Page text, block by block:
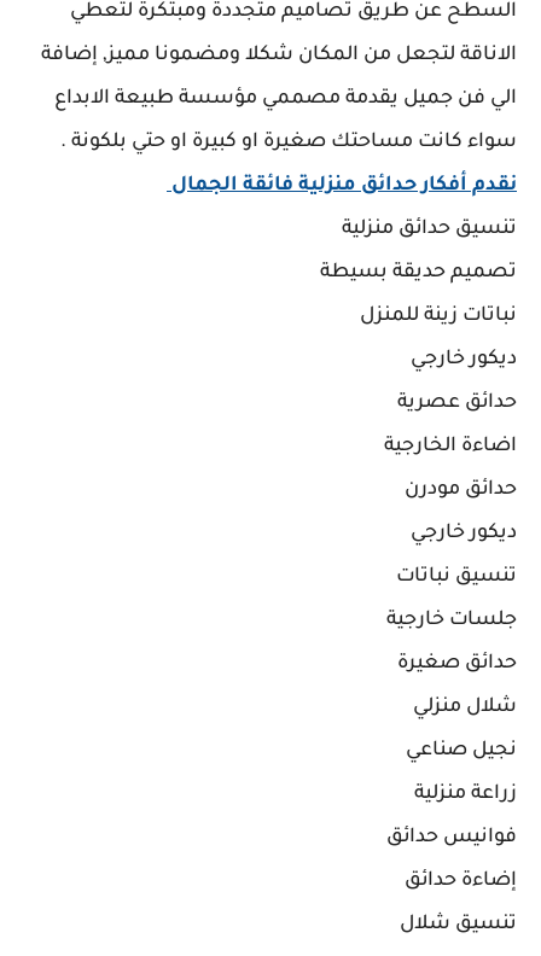
السطح عن طريق تصاميم متجددة ومبتكرة لتعطي
الاناقة لتجعل من المكان شكلا ومضمونا مميز, إضافة
الي فن جميل يقدمة مصممي مؤسسة طبيعة الابداع
سواء كانت مساحتك صغيرة او كبيرة او حتي بلكونة .
نقدم أفكار حدائق منزلية فائقة الجمال
تنسيق حدائق منزلية
تصميم حديقة بسيطة
نباتات زينة للمنزل
ديكور خارجي
حدائق عصرية
اضاءة الخارجية
حدائق مودرن
ديكور خارجي
تنسيق نباتات
جلسات خارجية
حدائق صغيرة
شلال منزلي
نجيل صناعي
زراعة منزلية
فوانيس حدائق
إضاءة حدائق
تنسيق شلال